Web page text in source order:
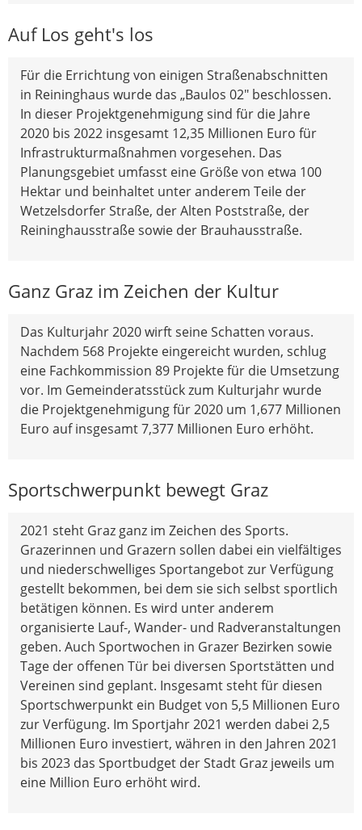
Auf Los geht's los
Für die Errichtung von einigen Straßenabschnitten
in Reininghaus wurde das „Baulos 02" beschlossen.
In dieser Projektgenehmigung sind für die Jahre
2020 bis 2022 insgesamt 12,35 Millionen Euro für
Infrastrukturmaßnahmen vorgesehen. Das
Planungsgebiet umfasst eine Größe von etwa 100
Hektar und beinhaltet unter anderem Teile der
Wetzelsdorfer Straße, der Alten Poststraße, der
Reininghausstraße sowie der Brauhausstraße.
Ganz Graz im Zeichen der Kultur
Das Kulturjahr 2020 wirft seine Schatten voraus.
Nachdem 568 Projekte eingereicht wurden, schlug
eine Fachkommission 89 Projekte für die Umsetzung
vor. Im Gemeinderatsstück zum Kulturjahr wurde
die Projektgenehmigung für 2020 um 1,677 Millionen
Euro auf insgesamt 7,377 Millionen Euro erhöht.
Sportschwerpunkt bewegt Graz
2021 steht Graz ganz im Zeichen des Sports.
Grazerinnen und Grazern sollen dabei ein vielfältiges
und niederschwelliges Sportangebot zur Verfügung
gestellt bekommen, bei dem sie sich selbst sportlich
betätigen können. Es wird unter anderem
organisierte Lauf-, Wander- und Radveranstaltungen
geben. Auch Sportwochen in Grazer Bezirken sowie
Tage der offenen Tür bei diversen Sportstätten und
Vereinen sind geplant. Insgesamt steht für diesen
Sportschwerpunkt ein Budget von 5,5 Millionen Euro
zur Verfügung. Im Sportjahr 2021 werden dabei 2,5
Millionen Euro investiert, währen in den Jahren 2021
bis 2023 das Sportbudget der Stadt Graz jeweils um
eine Million Euro erhöht wird.